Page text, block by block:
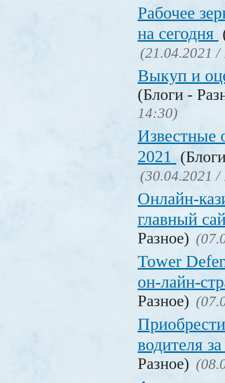
Рабочее
на сегодня
(21.04.2021 /
Выкуп и
(Блоги -
14:30)
Известные
2021
(30.04.2021 /
Онлайн-
главный
Разное)
Tower
он-лайн-
Разное)
водителя
Разное)